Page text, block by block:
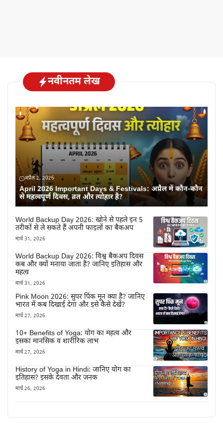
नवीनतम लेख
अप्रैल 2, 2026
April 2026 Important Days & Festivals: अप्रैल में कौन-कौन
से महत्वपूर्ण दिवस, व्रत और त्योहार है?
World Backup Day 2026: खोने से पहले इन 5
तरीकों से ले सकते हैं अपनी फाइलों का बैकअप
मार्च 31, 2026
World Backup Day 2026: विश्व बैकअप दिवस
कब और क्यों मनाया जाता है? जानिए इतिहास और
महत्व
मार्च 31, 2026
Pink Moon 2026: सुपर पिंक मून क्या है? जानिए
भारत में कब दिखाई देगा और इसे कैसे देखें?
मार्च 27, 2026
10+ Benefits of Yoga: योग का महत्व और
इसका मानसिक व शारीरिक लाभ
मार्च 27, 2026
History of Yoga in Hindi: जानिए योग का
इतिहास? इसके देवता और जनक
मार्च 26, 2026